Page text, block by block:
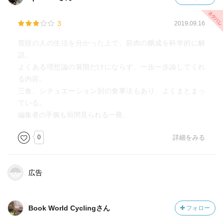
3 2019.09.16
普段の人の生活を分かった上で、筋肉の醸成を科学的に解
よくある理想論の展開だけにならず、一歩一歩諭してくれ
る内容。
三食、シチュエーション別の食事法もあり、よくまとまっ
ている。
編集者の手腕も垣間見られる一冊。
0 詳細をみる
広告
Book World Cyclingさん フォロー